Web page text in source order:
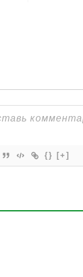
{} [+]